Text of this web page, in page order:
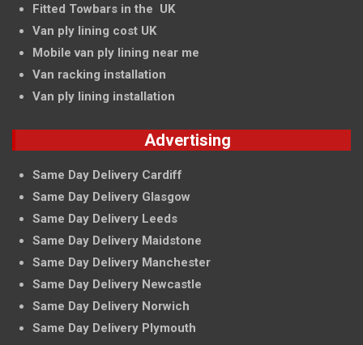
Fitted Towbars in the UK
Van ply lining cost UK
Mobile van ply lining near me
Van racking installation
Van ply lining installation
Advertising
Same Day Delivery Cardiff
Same Day Delivery Glasgow
Same Day Delivery Leeds
Same Day Delivery Maidstone
Same Day Delivery Manchester
Same Day Delivery Newcastle
Same Day Delivery Norwich
Same Day Delivery Plymouth